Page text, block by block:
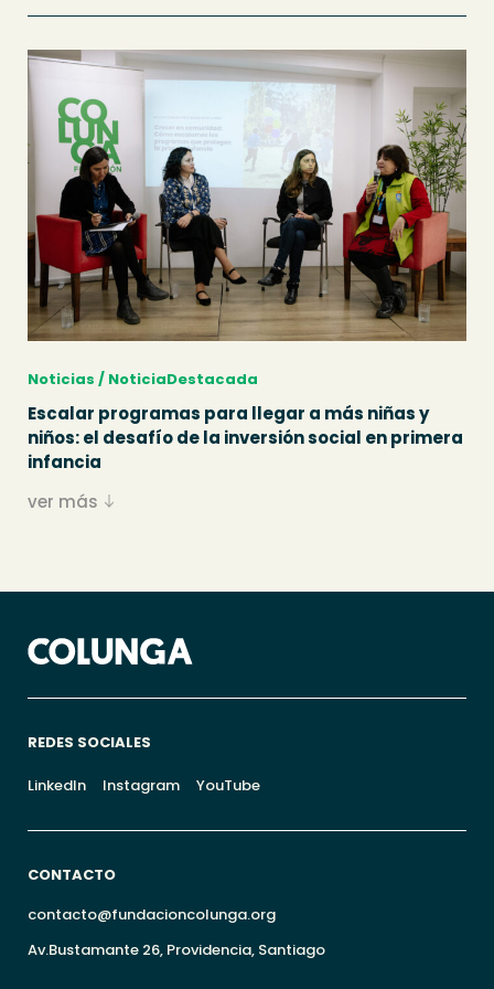
Noticias / NoticiaDestacada
Escalar programas para llegar a más niñas y
niños: el desafío de la inversión social en primera
infancia
ver más
REDES SOCIALES
LinkedIn Instagram YouTube
CONTACTO
contacto@fundacioncolunga.org
Av.Bustamante 26, Providencia, Santiago